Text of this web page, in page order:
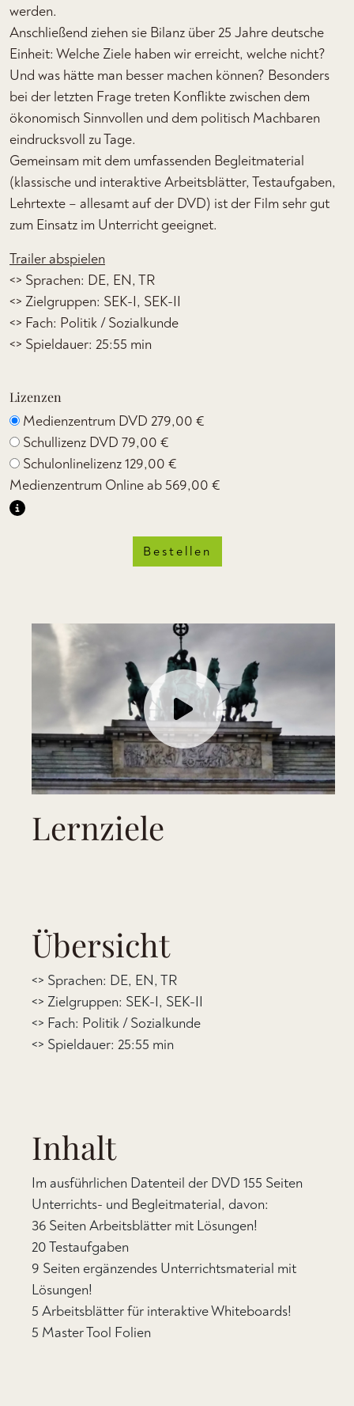
werden.
Anschließend ziehen sie Bilanz über 25 Jahre deutsche
Einheit: Welche Ziele haben wir erreicht, welche nicht?
Und was hätte man besser machen können? Besonders
bei der letzten Frage treten Konflikte zwischen dem
ökonomisch Sinnvollen und dem politisch Machbaren
eindrucksvoll zu Tage.
Gemeinsam mit dem umfassenden Begleitmaterial
(klassische und interaktive Arbeitsblätter, Testaufgaben,
Lehrtexte – allesamt auf der DVD) ist der Film sehr gut
zum Einsatz im Unterricht geeignet.
Trailer abspielen
<> Sprachen: DE, EN, TR
<> Zielgruppen: SEK-I, SEK-II
<> Fach: Politik / Sozialkunde
<> Spieldauer: 25:55 min
Lizenzen
Medienzentrum DVD 279,00 €
Schullizenz DVD 79,00 €
Schulonlinelizenz129,00 €
Medienzentrum Online ab569,00 €
Bestellen
Lernziele
Übersicht
<> Sprachen: DE, EN, TR
<> Zielgruppen: SEK-I, SEK-II
<> Fach: Politik / Sozialkunde
<> Spieldauer: 25:55 min
Inhalt
Im ausführlichen Datenteil der DVD 155 Seiten
Unterrichts- und Begleitmaterial, davon:
36 Seiten Arbeitsblätter mit Lösungen!
20 Testaufgaben
9 Seiten ergänzendes Unterrichtsmaterial mit
Lösungen!
5 Arbeitsblätter für interaktive Whiteboards!
5 Master Tool Folien